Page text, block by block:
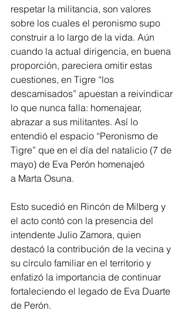
respetar la militancia, son valores
sobre los cuales el peronismo supo
construir a lo largo de la vida. Aún
cuando la actual dirigencia, en buena
proporción, pareciera omitir estas
cuestiones, en Tigre “los
descamisados” apuestan a reivindicar
lo que nunca falla: homenajear,
abrazar a sus militantes. Así lo
entendió el espacio “Peronismo de
Tigre” que en el día del natalicio (7 de
mayo) de Eva Perón homenajeó
a Marta Osuna.
Esto sucedió en Rincón de Milberg y
el acto contó con la presencia del
intendente Julio Zamora, quien
destacó la contribución de la vecina y
su círculo familiar en el territorio y
enfatizó la importancia de continuar
fortaleciendo el legado de Eva Duarte
de Perón.